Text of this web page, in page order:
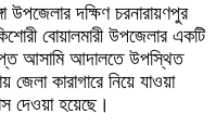
দক্ষিণ চরনারায়ণপুর
বোয়ালমারী উপজেলার একটি
আসামি আদালতে উপস্থিত
কারাগারে নিয়ে যাওয়া
দেওয়া হয়েছে।